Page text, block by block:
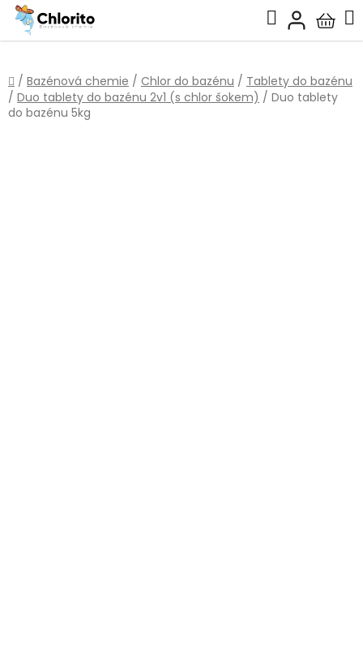
Přejít
obsah
Hledat
košík
Domů
/ Bazénová chemie / Chlor do bazénu / Tablety do bazénu
/ Duo tablety do bazénu 2v1 (s chlor šokem) / Duo tablety
do bazénu 5kg